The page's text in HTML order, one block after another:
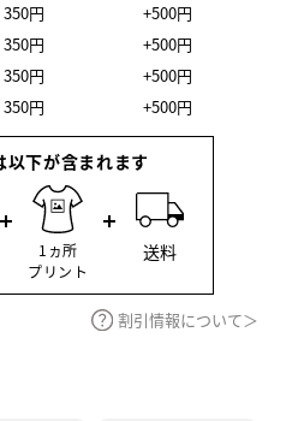
350円
+500円
350円
+500円
350円
+500円
350円 +500円
割引情報について